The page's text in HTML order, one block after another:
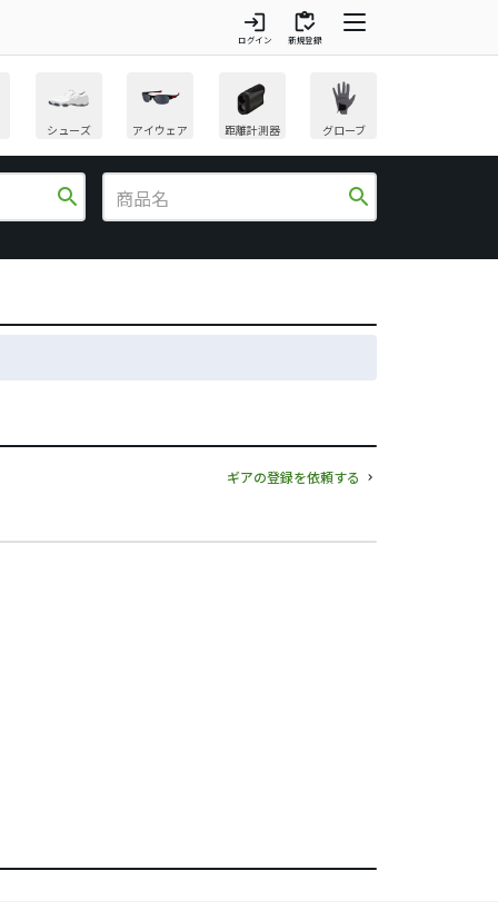
login
ログイン
inventory
新規登録
シューズ アイウェア 距離計測器 グローブ
search search
ギアの登録を依頼する